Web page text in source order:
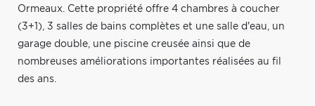
Ormeaux. Cette propriété offre 4 chambres à coucher
(3+1), 3 salles de bains complètes et une salle d'eau, un
garage double, une piscine creusée ainsi que de
nombreuses améliorations importantes réalisées au fil
des ans.